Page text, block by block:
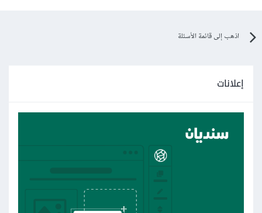
اذهب إلى قائمة الأسئلة
إعلانات